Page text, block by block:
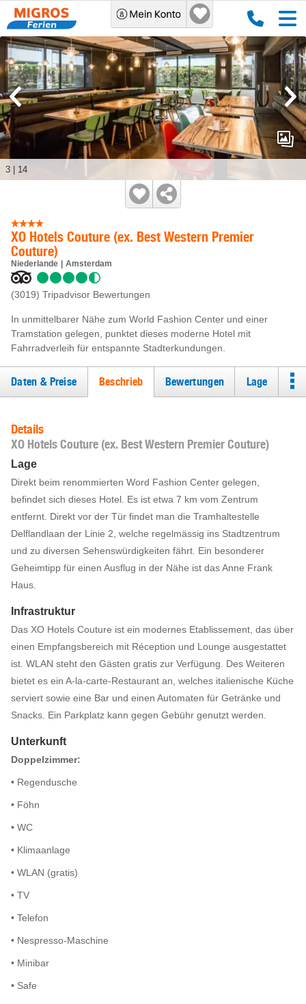
XO Hotels Couture (ex. Best Western Premier
Couture)
Niederlande Amsterdam
(3019) Tripadvisor Bewertungen
In unmittelbarer Nähe zum World Fashion Center und einer
Tramstation gelegen, punktet dieses moderne Hotel mit
Fahrradverleih für entspannte Stadterkundungen.
3 14
Daten & Preise Beschrieb Bewertungen Lage
Details
XO Hotels Couture (ex. Best Western Premier Couture)
Lage
Direkt beim renommierten Word Fashion Center gelegen,
befindet sich dieses Hotel. Es ist etwa 7 km vom Zentrum
entfernt. Direkt vor der Tür findet man die Tramhaltestelle
Delflandlaan der Linie 2, welche regelmässig ins Stadtzentrum
und zu diversen Sehenswürdigkeiten fährt. Ein besonderer
Geheimtipp für einen Ausflug in der Nähe ist das Anne Frank
Haus.
Infrastruktur
Das XO Hotels Couture ist ein modernes Etablissement, das über
einen Empfangsbereich mit Réception und Lounge ausgestattet
ist. WLAN steht den Gästen gratis zur Verfügung. Des Weiteren
bietet es ein A-la-carte-Restaurant an, welches italienische Küche
serviert sowie eine Bar und einen Automaten für Getränke und
Snacks. Ein Parkplatz kann gegen Gebühr genutzt werden.
Unterkunft
Doppelzimmer:
• Regendusche
• Föhn
• WC
• Klimaanlage
• WLAN (gratis)
• TV
• Telefon
• Nespresso-Maschine
• Minibar
• Safe